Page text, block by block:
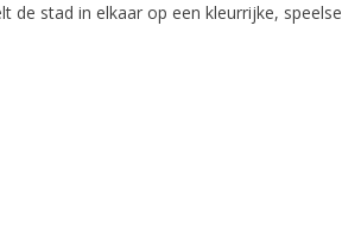
de stad in elkaar op een kleurrijke, speelse